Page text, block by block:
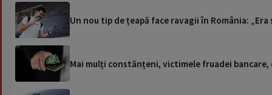
Un nou tip de țeapă face ravagii în România:
Mai mulți constănțeni, victimele fruadei bancare,